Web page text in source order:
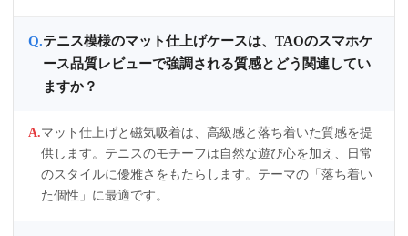
テニス模様のマット仕上げケースは、TAOのスマホケ
ース品質レビューで強調される質感とどう関連してい
ますか？
マット仕上げと磁気吸着は、高級感と落ち着いた質感を提
供します。テニスのモチーフは自然な遊び心を加え、日常
のスタイルに優雅さをもたらします。テーマの「落ち着い
た個性」に最適です。